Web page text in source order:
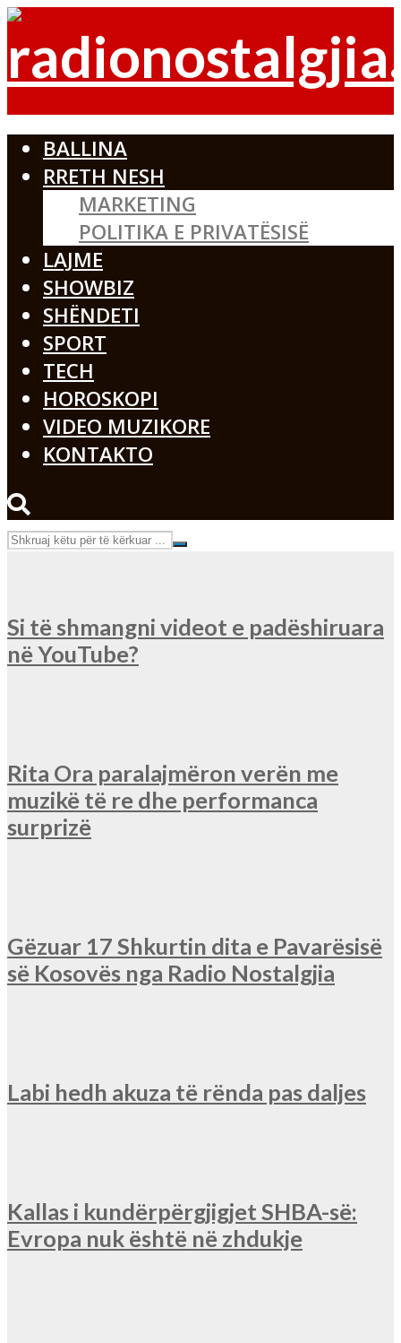
BALLINA
RRETH NESH
MARKETING
POLITIKA E PRIVATËSISË
LAJME
SHOWBIZ
SHËNDETI
SPORT
TECH
HOROSKOPI
VIDEO MUZIKORE
KONTAKTO
Si të shmangni videot e padëshiruara
në YouTube?
Rita Ora paralajmëron verën me
muzikë të re dhe performanca
surprizë
Gëzuar 17 Shkurtin dita e Pavarësisë
së Kosovës nga Radio Nostalgjia
Labi hedh akuza të rënda pas daljes
Kallas i kundërpërgjigjet SHBA-së:
Evropa nuk është në zhdukje